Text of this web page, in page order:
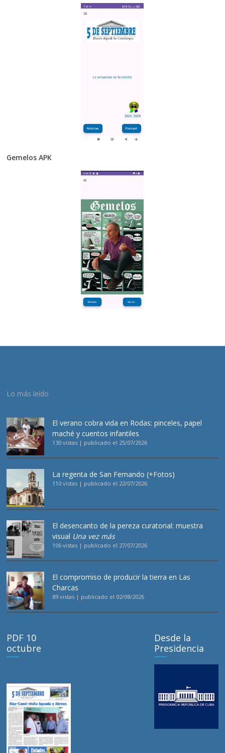
Gemelos APK
Lo más leído
El verano cobra vida en Rodas: pinceles, papel
maché y cuentos infantiles
130 vistas | publicado el 25/07/2026
La regenta de San Fernando (+Fotos)
110 vistas | publicado el 22/07/2026
El desencanto de la pereza curatorial: muestra
visual Una vez más
106 vistas | publicado el 27/07/2026
El compromiso de producir la tierra en Las
Charcas
89 vistas | publicado el 02/08/2026
PDF 10
octubre
Desde la
Presidencia